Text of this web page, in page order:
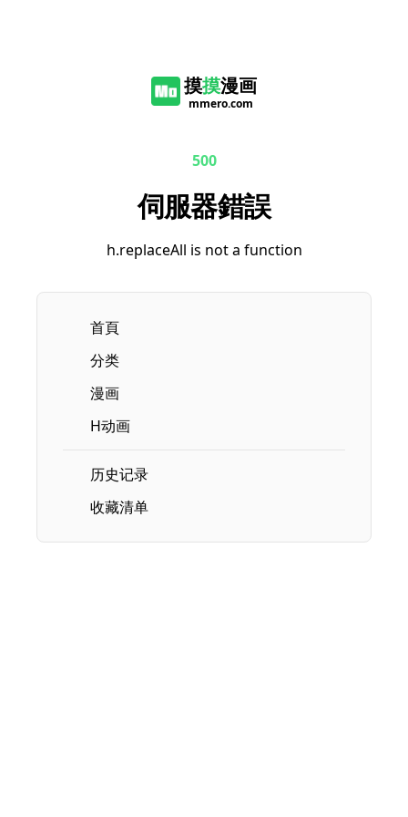
摸摸漫画
mmero.com
500
伺服器錯誤
h.replaceAll is not a function
首頁
分类
漫画
H动画
历史记录
收藏清单